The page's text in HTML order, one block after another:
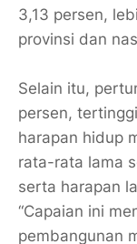
3,13 persen,
provinsi dan
Selain itu,
persen,
harapan hidup
rata-rata lama
serta harapan
“Capaian ini
pembangunan